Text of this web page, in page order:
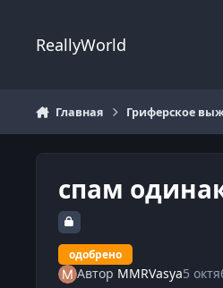
ReallyWorld
Главная Гриферское
спам
одобрено
Автор MMRVasya5